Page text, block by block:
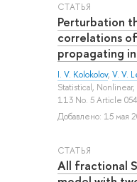
СТАТЬЯ
Perturbation
correlations
propagating
I. V. Kolokolov, V. V.
Statistical,
113 No. 5 Article
Добавлено: 15 мая
СТАТЬЯ
All fractional